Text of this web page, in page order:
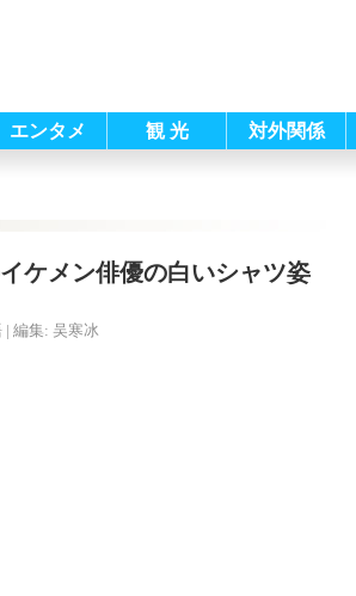
エンタメ 観 光 対外関係
ケメン俳優の白いシャツ姿
| 編集: 吴寒冰